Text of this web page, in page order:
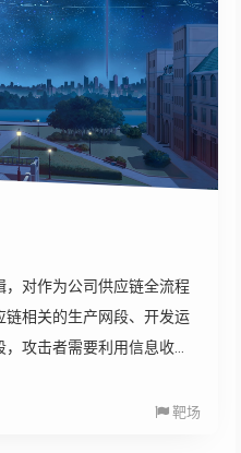
对作为公司供应链全流程
相关的生产网段、开发运
攻击者需要利用信息收
靶场